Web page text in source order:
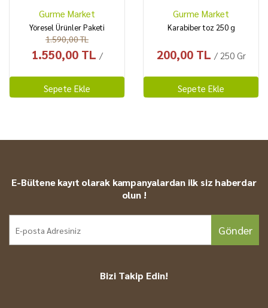
Gurme Market
Yöresel Ürünler Paketi
1.590,00 TL
1.550,00 TL /
Sepete Ekle
Gurme Market
Karabiber toz 250 g
200,00 TL / 250 Gr
Sepete Ekle
E-Bültene kayıt olarak kampanyalardan ilk siz haberdar
olun !
Gönder
Bizi Takip Edin!